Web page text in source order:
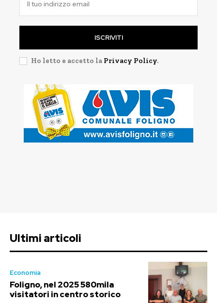
ISCRIVITI
Ho letto e accetto la Privacy Policy.
Ultimi articoli
Economia
Foligno, nel 2025 580mila
visitatori in centro storico